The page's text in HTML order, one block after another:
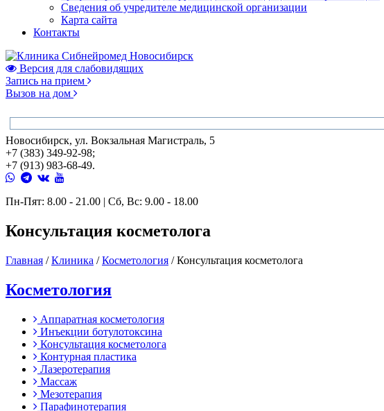
Сведения об учредителе медицинской организации
Карта сайта
Контакты
Версия для слабовидящих
Запись на прием
Вызов на дом
Новосибирск, ул. Вокзальная Магистраль, 5
+7 (383) 349-92-98;
+7 (913) 983-68-49.
Пн-Пят: 8.00 - 21.00 | Сб, Вс: 9.00 - 18.00
Консультация косметолога
Главная /Клиника /Косметология /Консультация косметолога
Косметология
Аппаратная косметология
Инъекции ботулотоксина
Консультация косметолога
Контурная пластика
Лазеротерапия
Массаж
Мезотерапия
Парафинотерапия